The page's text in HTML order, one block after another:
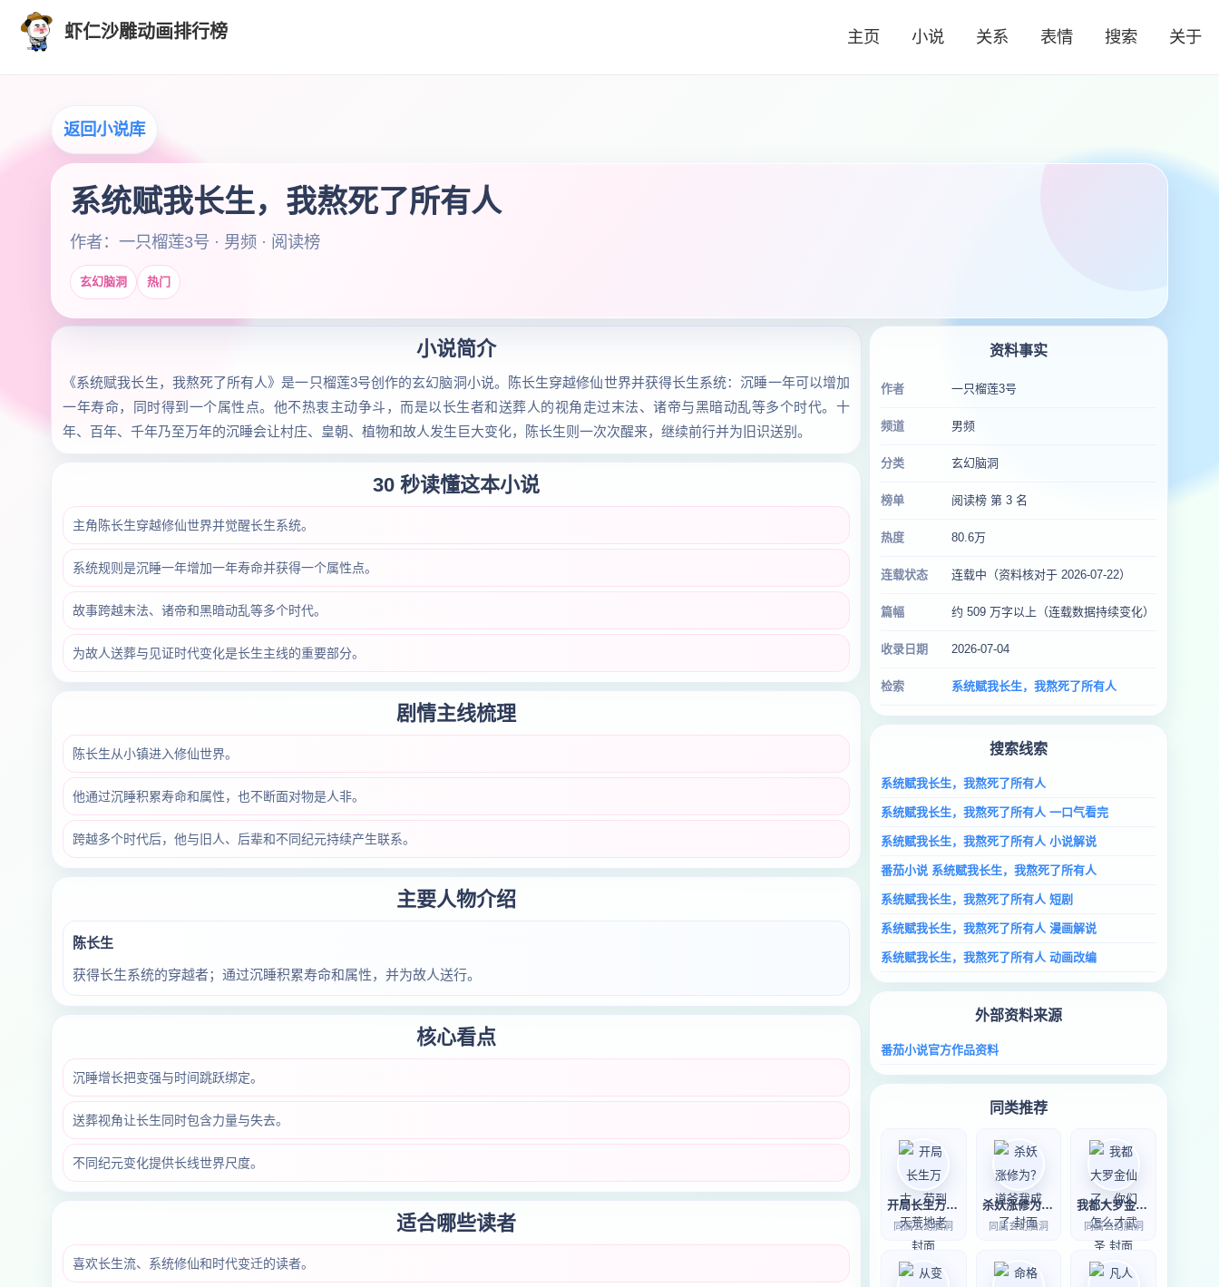
虾仁沙雕动画排行榜 主页 小说 关系 表情 搜索 关于
返回小说库
系统赋我长生，我熬死了所有人
作者：一只榴莲3号 · 男频 · 阅读榜
玄幻脑洞 热门
小说简介
《系统赋我长生，我熬死了所有人》是一只榴莲3号创作的玄幻脑洞小说。陈长生穿越修仙世界并获得长生系统：沉睡一年可以增加
一年寿命，同时得到一个属性点。他不热衷主动争斗，而是以长生者和送葬人的视角走过末法、诸帝与黑暗动乱等多个时代。十
年、百年、千年乃至万年的沉睡会让村庄、皇朝、植物和故人发生巨大变化，陈长生则一次次醒来，继续前行并为旧识送别。
30 秒读懂这本小说
主角陈长生穿越修仙世界并觉醒长生系统。
系统规则是沉睡一年增加一年寿命并获得一个属性点。
故事跨越末法、诸帝和黑暗动乱等多个时代。
为故人送葬与见证时代变化是长生主线的重要部分。
剧情主线梳理
陈长生从小镇进入修仙世界。
他通过沉睡积累寿命和属性，也不断面对物是人非。
跨越多个时代后，他与旧人、后辈和不同纪元持续产生联系。
主要人物介绍
陈长生
获得长生系统的穿越者；通过沉睡积累寿命和属性，并为故人送行。
核心看点
沉睡增长把变强与时间跳跃绑定。
送葬视角让长生同时包含力量与失去。
不同纪元变化提供长线世界尺度。
适合哪些读者
喜欢长生流、系统修仙和时代变迁的读者。
资料事实
作者 一只榴莲3号
频道 男频
分类 玄幻脑洞
榜单 阅读榜 第 3 名
热度 80.6万
连载状态 连载中（资料核对于 2026-07-22）
篇幅 约 509 万字以上（连载数据持续变化）
收录日期 2026-07-04
检索 系统赋我长生，我熬死了所有人
搜索线索
系统赋我长生，我熬死了所有人
系统赋我长生，我熬死了所有人 一口气看完
系统赋我长生，我熬死了所有人 小说解说
番茄小说 系统赋我长生，我熬死了所有人
系统赋我长生，我熬死了所有人 短剧
系统赋我长生，我熬死了所有人 漫画解说
系统赋我长生，我熬死了所有人 动画改编
外部资料来源
番茄小说官方作品资料
同类推荐
开局长生万古，苟到天荒地老
同属玄幻脑洞
杀妖涨修为？道爷我成了
同属玄幻脑洞
我都大罗金仙了，你们怎么才武圣
同属玄幻脑洞